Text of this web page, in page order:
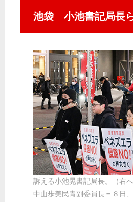
池袋 小池書記局長
訴える小池晃書記局長。（右
中山歩美民青副委員長＝８日